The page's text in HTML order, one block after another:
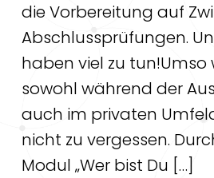
die Vorbereitung auf
Abschlussprüfungen.
haben viel zu tun!Umso
sowohl während der
auch im privaten
nicht zu vergessen.
Modul „Wer bist Du […]